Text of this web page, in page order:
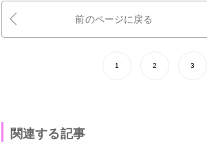
前のページに戻る
1 2 3
関連する記事